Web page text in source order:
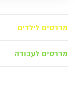
מדרסים לילדים
מדרסים לעבודה